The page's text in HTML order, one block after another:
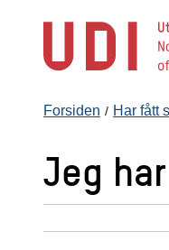
Forsiden Har fått
Jeg